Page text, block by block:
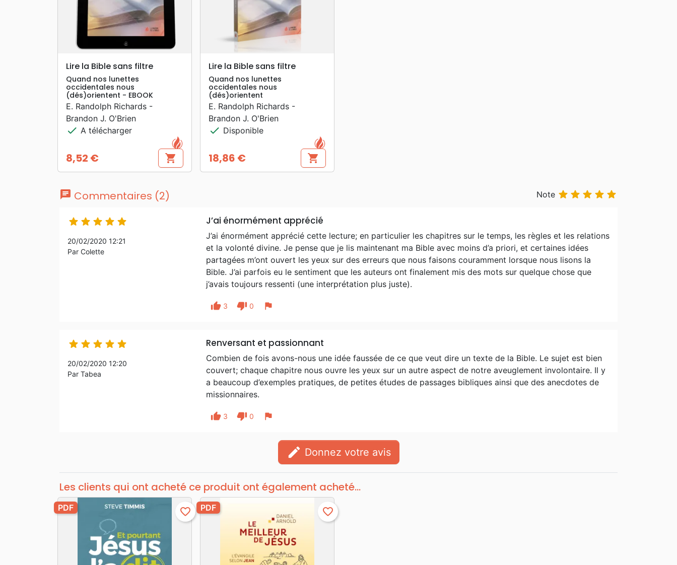
searchAPERÇU RAPIDE
Lire la Bible sans filtre
Quand nos lunettes
occidentales nous
(dés)orientent - EBOOK
E. Randolph Richards -
Brandon J. O'Brien
check A télécharger
Prix
8,52 € shopping_cart
searchAPERÇU RAPIDE
Lire la Bible sans filtre
Quand nos lunettes
occidentales nous
(dés)orientent
E. Randolph Richards -
Brandon J. O'Brien
check Disponible
Prix
18,86 € shopping_cart
chat Commentaires (2) Note     
    
20/02/2020 12:21
Par Colette
J’ai énormément apprécié
J’ai énormément apprécié cette lecture; en particulier les chapitres sur le temps, les règles et les relations
et la volonté divine. Je pense que je lis maintenant ma Bible avec moins d’a priori, et certaines idées
partagées m’ont ouvert les yeux sur des erreurs que nous faisons couramment lorsque nous lisons la
Bible. J’ai parfois eu le sentiment que les auteurs ont finalement mis des mots sur quelque chose que
j’avais toujours ressenti (une interprétation plus juste).
thumb_up 3 thumb_down 0 flag
    
20/02/2020 12:20
Par Tabea
Renversant et passionnant
Combien de fois avons-nous une idée faussée de ce que veut dire un texte de la Bible. Le sujet est bien
couvert; chaque chapitre nous ouvre les yeux sur un autre aspect de notre aveuglement involontaire. Il y
a beaucoup d’exemples pratiques, de petites études de passages bibliques ainsi que des anecdotes de
missionnaires.
thumb_up 3 thumb_down 0 flag
edit Donnez votre avis
Les clients qui ont acheté ce produit ont également acheté...
PDF favorite_border PDF favorite_border